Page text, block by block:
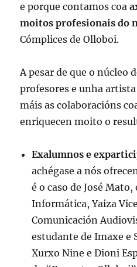
e porque contamos coa
moitos profesionais do
Cómplices de Olloboi.
A pesar de que o núcleo
profesores e unha
máis as colaboracións
enriquecen moito o
Exalumnos e
achégase a nós
é o caso de José
Informática, Yaiza
Comunicación
estudante de Imaxe e
Xurxo Nine e Dioni